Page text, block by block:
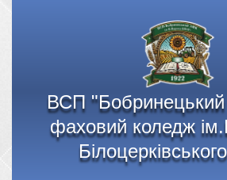
ВСП "Бобринецький
фаховий коледж